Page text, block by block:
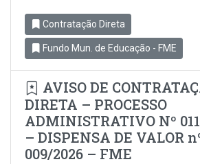
Contratação Direta
Fundo Mun. de Educação - FME
AVISO DE
DIRETA – PROCESSO
ADMINISTRATIVO Nº
– DISPENSA DE VALOR
009/2026 – FME